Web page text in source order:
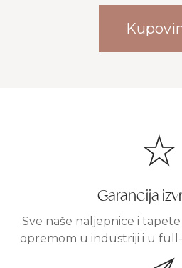
Garancija
Sve naše naljepnice i
opremom u industriji i u